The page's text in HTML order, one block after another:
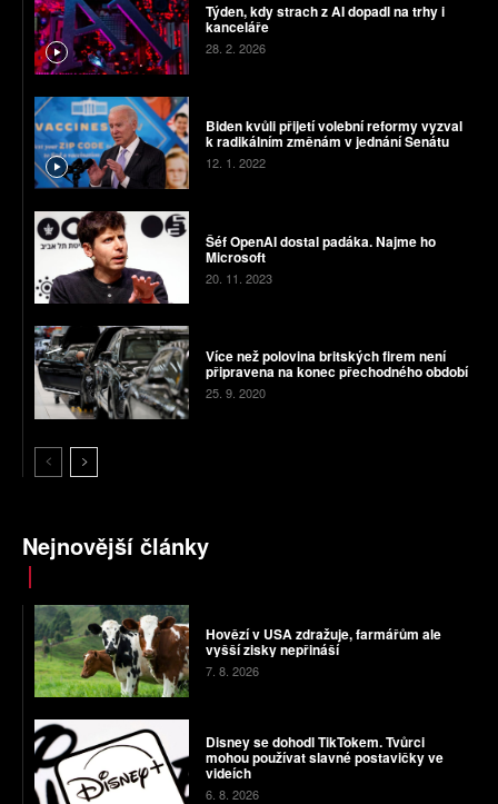
Týden, kdy strach z AI dopadl na trhy i
kanceláře
28. 2. 2026
Biden kvůli přijetí volební reformy vyzval
k radikálním změnám v jednání Senátu
12. 1. 2022
Šéf OpenAI dostal padáka. Najme ho
Microsoft
20. 11. 2023
Více než polovina britských firem není
připravena na konec přechodného období
25. 9. 2020
Nejnovější články
Hovězí v USA zdražuje, farmářům ale
vyšší zisky nepřináší
7. 8. 2026
Disney se dohodl TikTokem. Tvůrci
mohou používat slavné postavičky ve
videích
6. 8. 2026